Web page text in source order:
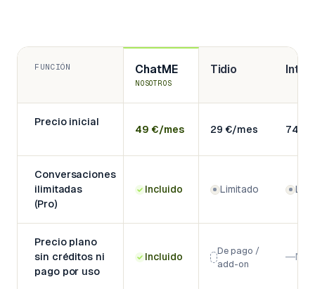
FUNCIÓN ChatME
NOSOTROS
Tidio
Precio inicial
49 €/mes 29 €/mes 74 €/
Conversaciones
ilimitadas
(Pro)
Incluido Limitado
Precio plano
sin créditos ni
pago por uso
Incluido
De pago /
add-on
No